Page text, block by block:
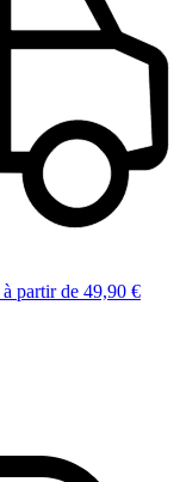
à partir de 49,90 €